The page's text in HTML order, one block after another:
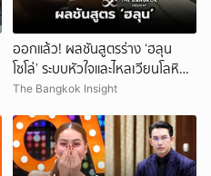
ออกแล้ว! ผลชันสูตรร่าง ‘ฮลุน
โซโล่’ ระบบหัวใจและไหลเวียนโลหิต
ล้มเหลว
The Bangkok Insight